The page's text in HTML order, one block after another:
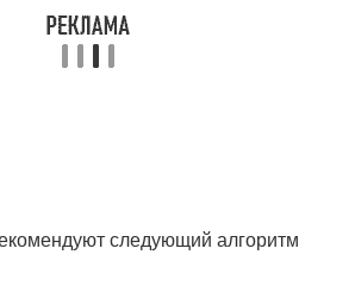
следующий алгоритм